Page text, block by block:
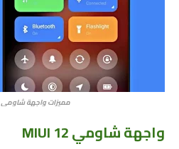
مميزات واجهة شاومي MIUI 12
واجهة شاومي MIUI 12